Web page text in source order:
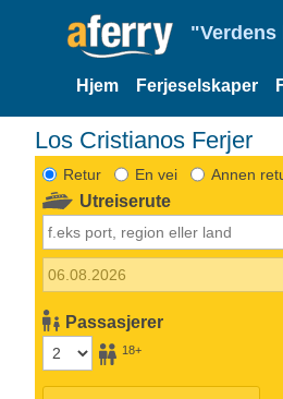
"Verdens
Hjem Ferjeselskaper
Los Cristianos Ferjer
Retur En vei Annen
Utreiserute
Passasjerer
18+